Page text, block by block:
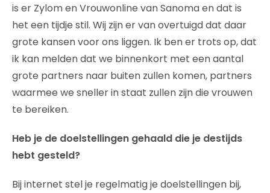
is er Zylom en Vrouwonline van Sanoma en dat is
het een tijdje stil. Wij zijn er van overtuigd dat daar
grote kansen voor ons liggen. Ik ben er trots op, dat
ik kan melden dat we binnenkort met een aantal
grote partners naar buiten zullen komen, partners
waarmee we sneller in staat zullen zijn die vrouwen
te bereiken.
Heb je de doelstellingen gehaald die je destijds
hebt gesteld?
Bij internet stel je regelmatig je doelstellingen bij,